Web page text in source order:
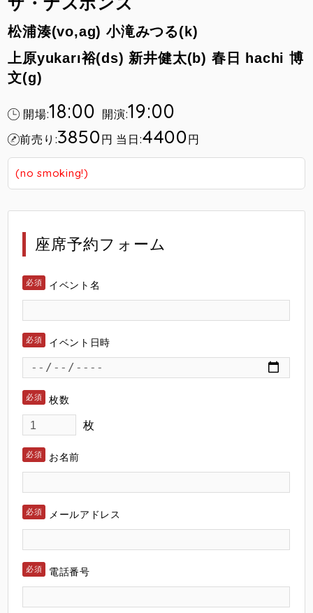
松浦湊(vo,ag) 小滝みつる(k)
上原yukarı裕(ds) 新井健太(b) 春日 hachi 博
文(g)
開場:18:00 開演:19:00
前売り:3850円 当日:4400円
(no smoking!)
座席予約フォーム
イベント名
イベント日時
枚数
枚
お名前
メールアドレス
電話番号